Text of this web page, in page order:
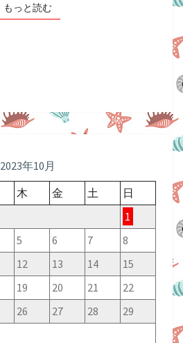
もっと読むもっと読む
2023年10月
木 金 土
日
1
5 6 7
8
12 13 14
15
19 20 21
22
26 27 28
29